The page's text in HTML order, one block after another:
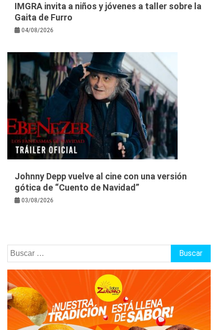
IMGRA invita a niños y jóvenes a taller sobre la
Gaita de Furro
04/08/2026
Johnny Depp vuelve al cine con una versión
gótica de “Cuento de Navidad”
03/08/2026
Buscar: